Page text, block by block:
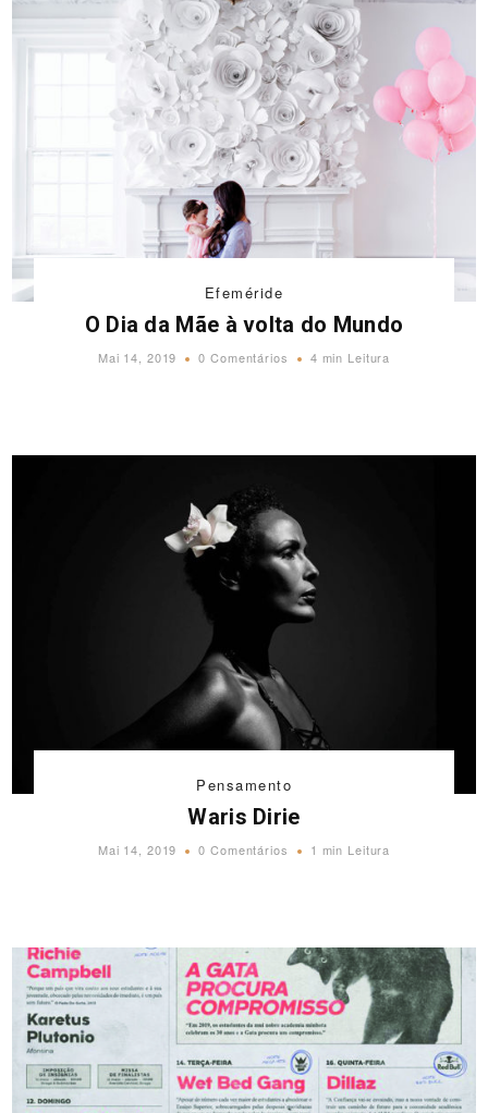
Efeméride
O Dia da Mãe à volta do Mundo
Mai 14, 2019 0 Comentários 4 min Leitura
Pensamento
Waris Dirie
Mai 14, 2019 0 Comentários 1 min Leitura